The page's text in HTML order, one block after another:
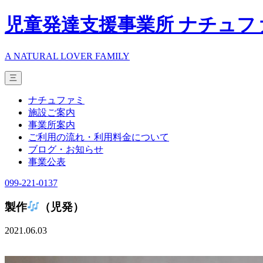
児童発達支援事業所 ナチュフ
A NATURAL LOVER FAMILY
三
ナチュファミ
施設ご案内
事業所案内
ご利用の流れ・利用料金について
ブログ・お知らせ
事業公表
099-221-0137
製作 （児発）
2021.06.03